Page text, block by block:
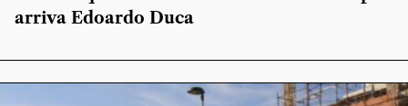
arriva Edoardo Duca